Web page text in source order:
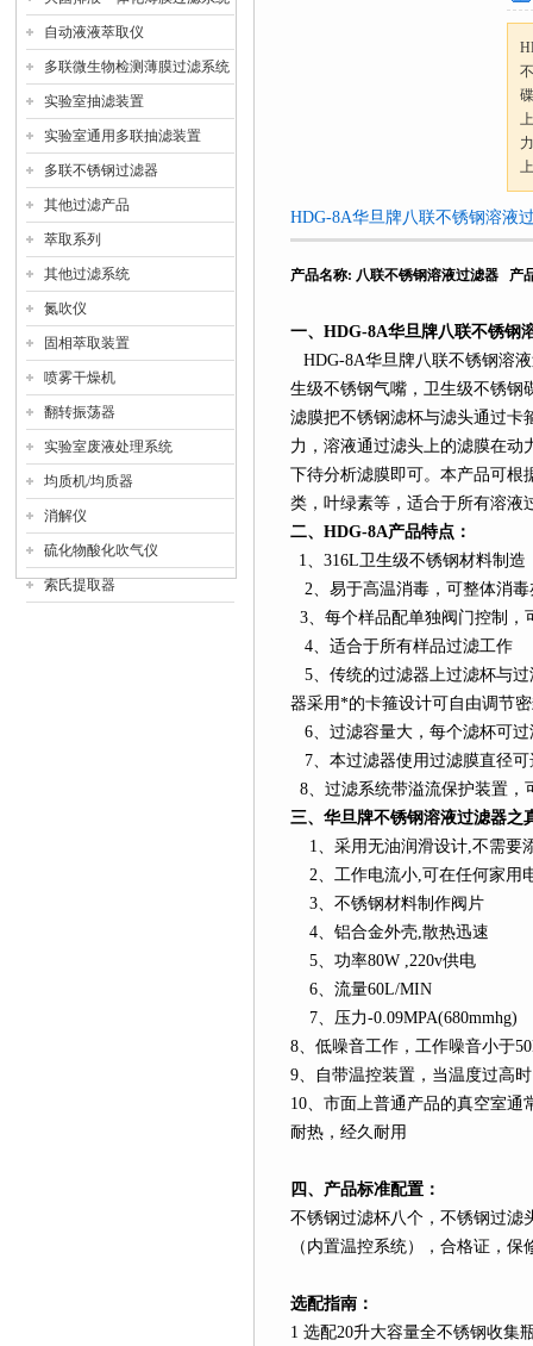
自动液液萃取仪
多联微生物检测薄膜过滤系统
实验室抽滤装置
实验室通用多联抽滤装置
多联不锈钢过滤器
其他过滤产品
萃取系列
其他过滤系统
氮吹仪
固相萃取装置
喷雾干燥机
翻转振荡器
实验室废液处理系统
均质机/均质器
消解仪
硫化物酸化吹气仪
索氏提取器
HDG-8A华旦牌八联不锈钢溶液
产品名称: 八联不锈钢溶液过滤器 产
一、 HDG-8A华旦牌八联不锈钢
HDG-8A华旦牌八联不锈钢溶
生级不锈钢气嘴，卫生级不锈钢
滤膜把不锈钢滤杯与滤头通过卡
力，溶液通过滤头上的滤膜在动
下待分析滤膜即可。本产品可根
类，叶绿素等，适合于所有溶液
二、 HDG-8A产品特点：
1、 316L卫生级不锈钢材料制造
2、易于高温消毒，可整体消
3、每个样品配单独阀门控制
4、适合于所有样品过滤工作
5、传统的过滤器上过滤杯与
器采用*的卡箍设计可自由调节
6、过滤容量大，每个滤杯可过
7、本过滤器使用过滤膜直径可
8、过滤系统带溢流保护装置
三、华旦牌不锈钢溶液过滤器之
1、采用无油润滑设计,不需要
2、工作电流小,可在任何家用
3、不锈钢材料制作阀片
4、铝合金外壳,散热迅速
5、功率80W ,220v供电
6、流量60L/MIN
7、压力-0.09MPA(680mmhg)
8、低噪音工作，工作噪音小于
9、自带温控装置，当温度过高
10、市面上普通产品的真空室通
耐热，经久耐用
四 、 产品标准配置：
不锈钢过滤杯八个，不锈钢过滤
（内置温控系统），合格证，保
选配指南：
1 选配20升大容量全不锈钢收集